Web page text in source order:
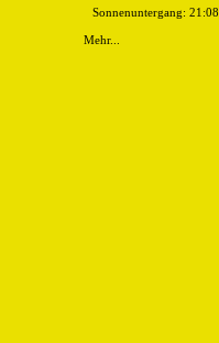
Sonnenuntergang: 21:08
Mehr...